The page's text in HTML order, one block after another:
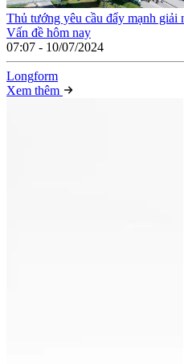
Thủ tướng yêu cầu đẩy mạnh giải
Vấn đề hôm nay
07:07 - 10/07/2024
Longform
Xem thêm